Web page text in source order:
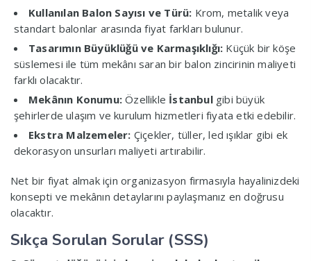
Kullanılan Balon Sayısı ve Türü: Krom, metalik veya
standart balonlar arasında fiyat farkları bulunur.
Tasarımın Büyüklüğü ve Karmaşıklığı: Küçük bir köşe
süslemesi ile tüm mekânı saran bir balon zincirinin maliyeti
farklı olacaktır.
Mekânın Konumu: Özellikle İstanbulgibi büyük
şehirlerde ulaşım ve kurulum hizmetleri fiyata etki edebilir.
Ekstra Malzemeler: Çiçekler, tüller, led ışıklar gibi ek
dekorasyon unsurları maliyeti artırabilir.
Net bir fiyat almak için organizasyon firmasıyla hayalinizdeki
konsepti ve mekânın detaylarını paylaşmanız en doğrusu
olacaktır.
Sıkça Sorulan Sorular (SSS)